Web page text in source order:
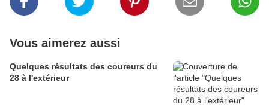
Vous aimerez aussi
Quelques résultats des coureurs du
28 à l'extérieur